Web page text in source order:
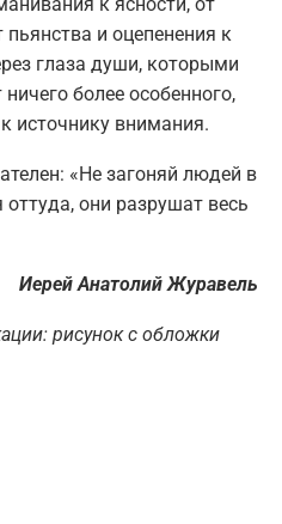
пьянства и оцепенения к
глаза души, которыми
более особенного,
источнику внимания.
«Не загоняй людей в
они разрушат весь
Иерей Анатолий Журавель
рисунок с обложки